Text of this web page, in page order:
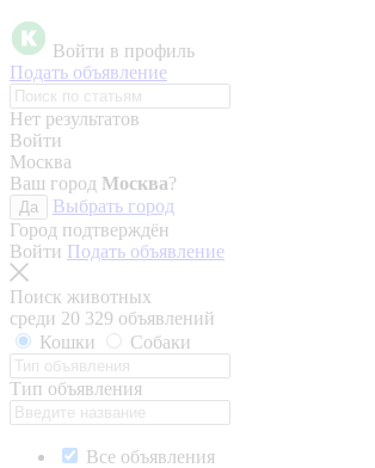
Войти в профиль
Подать объявление
Нет результатов
Войти
Москва
Ваш город Москва?
Да
Выбрать город
Город подтверждён
Войти Подать объявление
Поиск животных
среди 20 329 объявлений
Кошки
Собаки
Тип объявления
Все объявления